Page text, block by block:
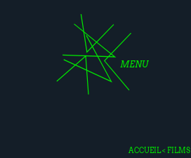
MENU
ACCUEIL<FILMS